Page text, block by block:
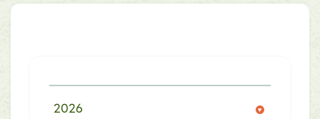
2026